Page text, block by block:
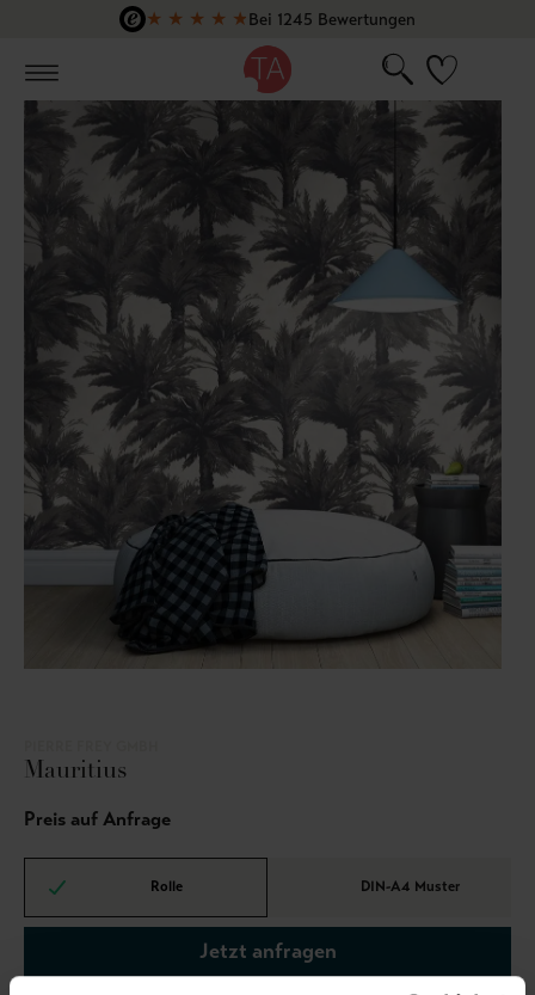
Zum Hauptinhalt springen
★ ★ ★ ★ ★Bei 1245 Bewertungen
Mauritius
Preis auf Anfrage
Rolle DIN-A4 Muster
Jetzt anfragen